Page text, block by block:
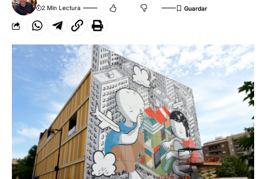
2 Min Lectura